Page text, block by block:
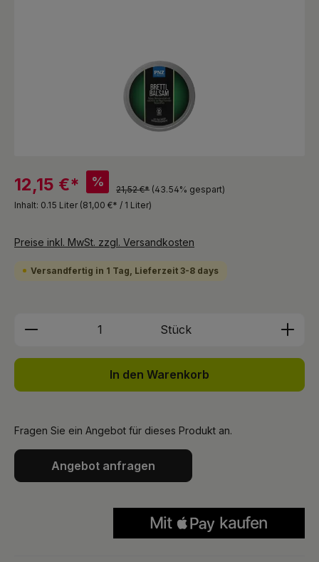
12,15 €* %
21,52 €* (43.54% gespart)
Inhalt: 0.15 Liter (81,00 €* / 1 Liter)
Preise inkl. MwSt. zzgl. Versandkosten
Versandfertig in 1 Tag, Lieferzeit 3-8 days
Produkt Anzahl: Gib den
Stück
In den Warenkorb
Fragen Sie ein Angebot für dieses Produkt an.
Angebot anfragen